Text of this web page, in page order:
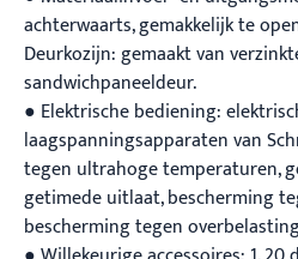
achterwaarts, gemakkelijk te
Deurkozijn: gemaakt van
sandwichpaneeldeur.
● Elektrische bediening:
laagspanningsapparaten van
tegen ultrahoge temperaturen,
getimede uitlaat, bescherming
bescherming tegen